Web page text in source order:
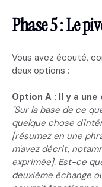
Phase 5 : Le
Vous avez écouté,
deux options :
Option A : Il y a
"Sur la base de ce
quelque chose
[résumez en une
m'avez décrit,
exprimée]. Est-ce
deuxième échange